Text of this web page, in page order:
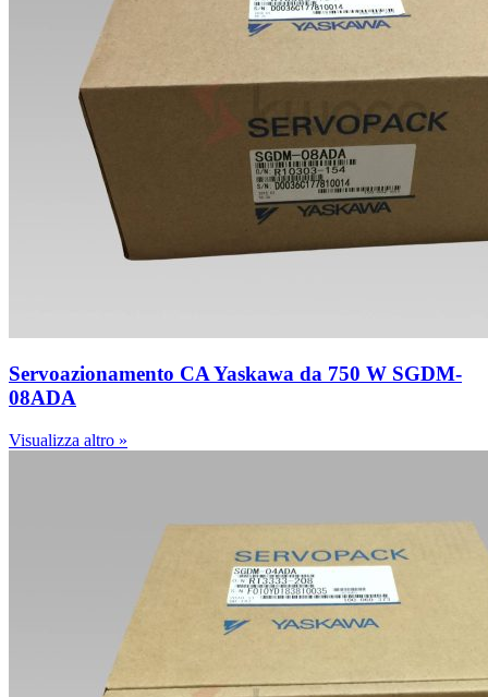
Servoazionamento CA Yaskawa da 750 W SGDM-
08ADA
Visualizza altro »